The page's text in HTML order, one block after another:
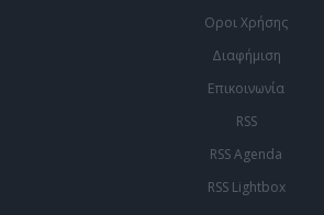
Οροι Χρήσης
Διαφήμιση
Επικοινωνία
RSS
RSS Agenda
RSS Lightbox